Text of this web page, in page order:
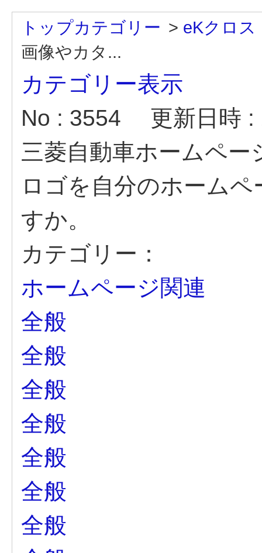
トップカテゴリー > eKクロス
画像やカタ...
カテゴリー表示
No : 3554
更新日時
三菱自動車ホームペ
ロゴを自分のホーム
すか。
カテゴリー：
ホームページ関連
全般
全般
全般
全般
全般
全般
全般